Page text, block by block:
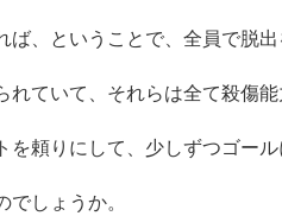
、ということで、全員で脱出
ていて、それらは全て殺傷能
頼りにして、少しずつゴール
しょうか。